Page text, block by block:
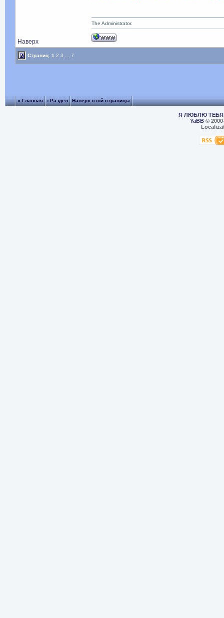
Наверх
The Administrator.
Страниц:1 2 3 7
« Главная ‹ Раздел Наверх этой страницы
Я ЛЮБЛЮ
YaBB©